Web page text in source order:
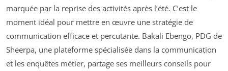
marquée par la reprise des activités après l’été. C’est le
moment idéal pour mettre en œuvre une stratégie de
communication efficace et percutante. Bakali Ebengo, PDG de
Sheerpa, une plateforme spécialisée dans la communication
et les enquêtes métier, partage ses meilleurs conseils pour